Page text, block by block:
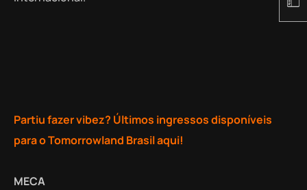
Partiu fazer vibez? Últimos ingressos disponíveis
para o Tomorrowland Brasil aqui!
MECA